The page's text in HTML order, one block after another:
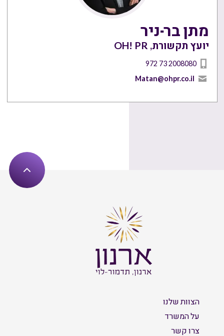
מתן בר-ניר
יועץ תקשורת, OH! PR
972 73 2008080
Matan@ohpr.co.il
הצוות שלנו
על המשרד
צרו קשר